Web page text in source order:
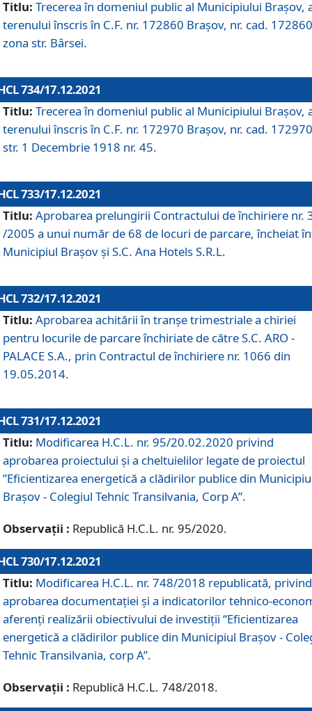
Titlu: Trecerea în domeniul public al Municipiului Braşov,
terenului înscris în C.F. nr. 172860 Brașov, nr. cad.
zona str. Bârsei.
734/17.12.2021
Titlu: Trecerea în domeniul public al Municipiului Braşov,
terenului înscris în C.F. nr. 172970 Brașov, nr. cad.
str. 1 Decembrie 1918 nr. 45.
733/17.12.2021
Titlu: Aprobarea prelungirii Contractului de închiriere nr.
/2005 a unui număr de 68 de locuri de parcare, încheiat
Municipiul Braşov şi S.C. Ana Hotels S.R.L.
732/17.12.2021
Titlu: Aprobarea achitării în tranșe trimestriale a chiriei
pentru locurile de parcare închiriate de către S.C. ARO -
PALACE S.A., prin Contractul de închiriere nr. 1066 din
19.05.2014.
731/17.12.2021
Titlu: Modificarea H.C.L. nr. 95/20.02.2020 privind
aprobarea proiectului și a cheltuielilor legate de proiectul
”Eficientizarea energetică a clădirilor publice din
Brașov - Colegiul Tehnic Transilvania, Corp A”.
Observații : Republică H.C.L. nr. 95/2020.
730/17.12.2021
Titlu: Modificarea H.C.L. nr. 748/2018 republicată, privind
aprobarea documentației și a indicatorilor tehnico-
aferenți realizării obiectivului de investiții “Eficientizarea
energetică a clădirilor publice din Municipiul Brașov -
Tehnic Transilvania, corp A”.
Observații : Republică H.C.L. 748/2018.